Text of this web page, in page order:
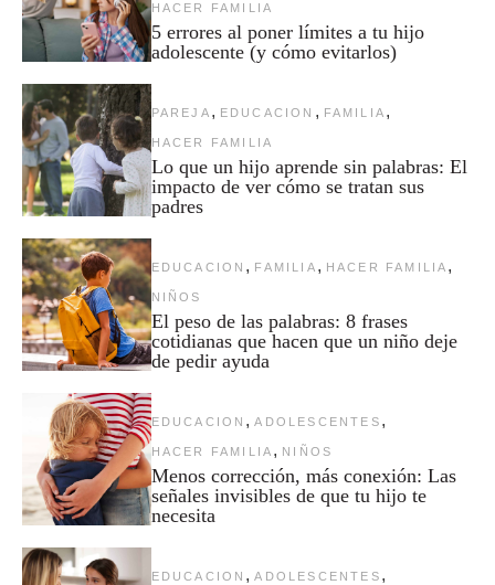
HACER FAMILIA
5 errores al poner límites a tu hijo
adolescente (y cómo evitarlos)
PAREJA , EDUCACION , FAMILIA ,
HACER FAMILIA
Lo que un hijo aprende sin palabras: El
impacto de ver cómo se tratan sus
padres
EDUCACION , FAMILIA , HACER FAMILIA ,
NIÑOS
El peso de las palabras: 8 frases
cotidianas que hacen que un niño deje
de pedir ayuda
EDUCACION , ADOLESCENTES ,
HACER FAMILIA , NIÑOS
Menos corrección, más conexión: Las
señales invisibles de que tu hijo te
necesita
EDUCACION , ADOLESCENTES ,